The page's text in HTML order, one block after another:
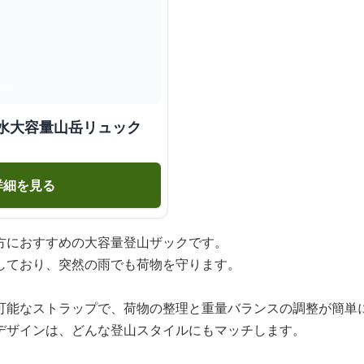
大容量山岳リュック
を見る
おすすめの大容量登山ザックです。
おり、突然の雨でも荷物を守ります。
なストラップで、荷物の整理と重量バランスの調整が簡単
インは、どんな登山スタイルにもマッチします。